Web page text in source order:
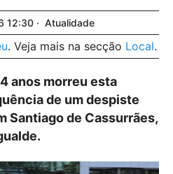
12:30 Atualidade
. Veja mais na secção Local.
anos morreu esta
de um despiste
Santiago de Cassurrães,